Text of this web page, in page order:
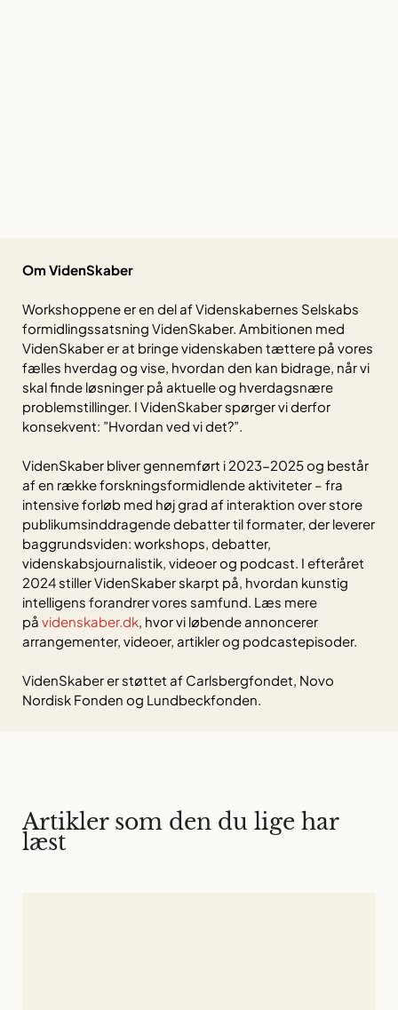
Om VidenSkaber
Workshoppene er en del af Videnskabernes Selskabs
formidlingssatsning VidenSkaber. Ambitionen med
VidenSkaber er at bringe videnskaben tættere på vores
fælles hverdag og vise, hvordan den kan bidrage, når vi
skal finde løsninger på aktuelle og hverdagsnære
problemstillinger. I VidenSkaber spørger vi derfor
konsekvent: ”Hvordan ved vi det?”.
VidenSkaber bliver gennemført i 2023-2025 og består
af en række forskningsformidlende aktiviteter – fra
intensive forløb med høj grad af interaktion over store
publikumsinddragende debatter til formater, der leverer
baggrundsviden: workshops, debatter,
videnskabsjournalistik, videoer og podcast. I efteråret
2024 stiller VidenSkaber skarpt på, hvordan kunstig
intelligens forandrer vores samfund. Læs mere
på videnskaber.dk, hvor vi løbende annoncerer
arrangementer, videoer, artikler og podcastepisoder.
VidenSkaber er støttet af Carlsbergfondet, Novo
Nordisk Fonden og Lundbeckfonden.
Artikler som den du lige har
læst